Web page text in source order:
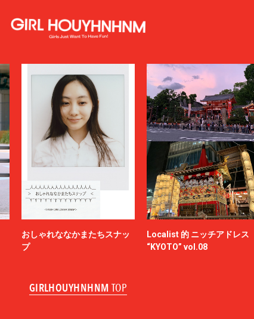
おしゃれななかまたちスナッ
プ
Localist 的 ニッチアドレス
“KYOTO” vol.08
GIRLHOUYHNHNM TOP